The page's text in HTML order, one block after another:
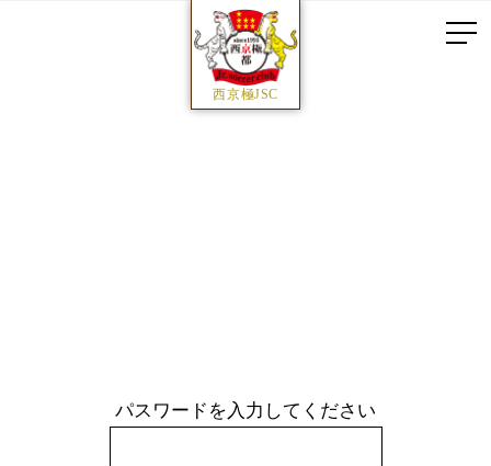
西京極JSC
パスワードを入力してください